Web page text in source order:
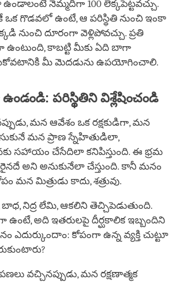
నెమ్మదిగా 100 లెక్కపెట్టవచ్చు.
గొడవలో ఉంటే, ఆ పరిస్థితి నుంచి ఇంకా
నుంచి దూరంగా వెళ్లిపోవచ్చు. ప్రతి
ఉంటుంది, కాబట్టి మీకు ఏది బాగా
మీ మెదడును ఉపయోగించాలి.
పరిస్థితిని విశ్లేషించండి
మన ఆవేశం ఒక రక్షకుడిగా, మన
మన ప్రాణ స్నేహితుడిలా,
సహాయం చేసేదిలా కనిపిస్తుంది. ఈ భ్రమ
అని అనుకునేలా చేస్తుంది. కానీ మనం
మన మిత్రుడు కాదు, శత్రువు.
బాధ, నిద్ర లేమి, ఆకలిని తెచ్చిపెడుతుంది.
ఉంటే, అది ఇతరులపై దీర్ఘకాలిక ఇబ్బందిని
ఎదుర్కుందాం: కోపంగా ఉన్న వ్యక్తి చుట్టూ
వచ్చినప్పుడు, మన రక్షణాత్మక